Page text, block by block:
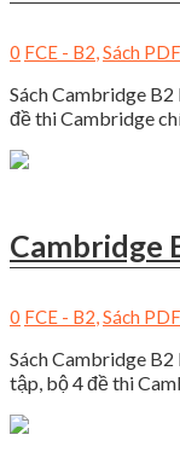
0 FCE - B2,Sách
Sách Cambridge
đề thi Cambridge
Cambridge
0 FCE - B2,Sách
Sách Cambridge
tập, bộ 4 đề thi